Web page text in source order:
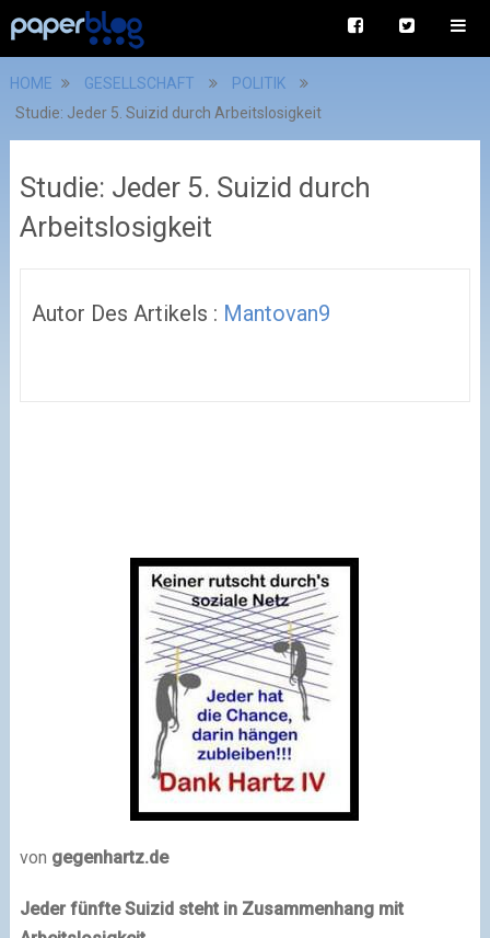
HOME GESELLSCHAFT
POLITIK
Studie: Jeder 5. Suizid durch Arbeitslosigkeit
Studie: Jeder 5. Suizid durch
Arbeitslosigkeit
Autor Des Artikels : Mantovan9
von gegenhartz.de
Jeder fünfte Suizid steht in Zusammenhang mit